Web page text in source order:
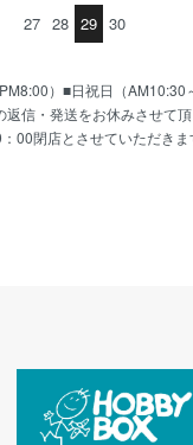
27 28 29 30
）■日祝日（AM10:30
返信・発送をお休みさせて
：00閉店とさせていただき